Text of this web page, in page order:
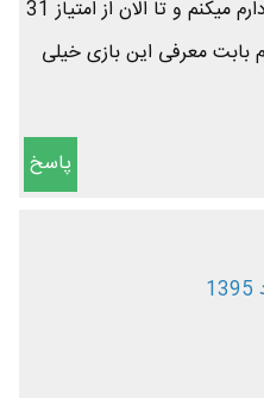
سلام من 4 روزه که این بازی رو دارم میکنم و تا الان از امتیاز 31
بابت معرفی این بازی خیلی
پاسخ